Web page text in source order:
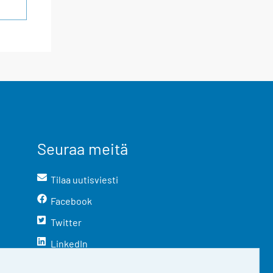
Seuraa meitä
Tilaa uutisviesti
Facebook
Twitter
LinkedIn